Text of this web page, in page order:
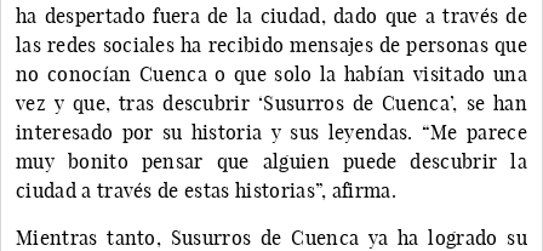
ha despertado fuera de la ciudad, dado que a través de
las redes sociales ha recibido mensajes de personas que
no conocían Cuenca o que solo la habían visitado una
vez y que, tras descubrir ‘Susurros de Cuenca’, se han
interesado por su historia y sus leyendas. “Me parece
muy bonito pensar que alguien puede descubrir la
ciudad a través de estas historias”, afirma.
Mientras tanto, Susurros de Cuenca ya ha logrado su